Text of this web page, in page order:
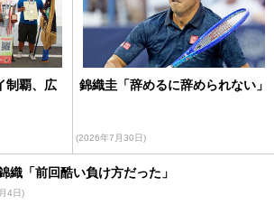
制覇、広
錦織圭「辞めるに辞められない」
(2026年7月30日)
織「前回酷い負け方だった」
4日)